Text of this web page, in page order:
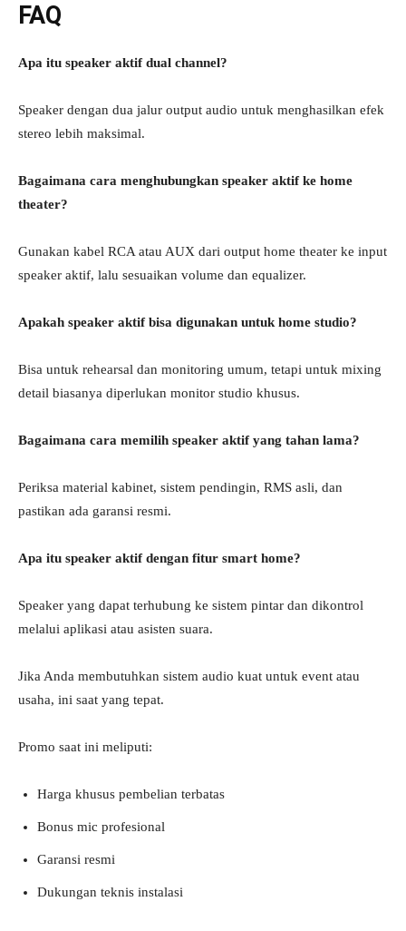
FAQ
Apa itu speaker aktif dual channel?
Speaker dengan dua jalur output audio untuk menghasilkan efek
stereo lebih maksimal.
Bagaimana cara menghubungkan speaker aktif ke home
theater?
Gunakan kabel RCA atau AUX dari output home theater ke input
speaker aktif, lalu sesuaikan volume dan equalizer.
Apakah speaker aktif bisa digunakan untuk home studio?
Bisa untuk rehearsal dan monitoring umum, tetapi untuk mixing
detail biasanya diperlukan monitor studio khusus.
Bagaimana cara memilih speaker aktif yang tahan lama?
Periksa material kabinet, sistem pendingin, RMS asli, dan
pastikan ada garansi resmi.
Apa itu speaker aktif dengan fitur smart home?
Speaker yang dapat terhubung ke sistem pintar dan dikontrol
melalui aplikasi atau asisten suara.
Jika Anda membutuhkan sistem audio kuat untuk event atau
usaha, ini saat yang tepat.
Promo saat ini meliputi:
Harga khusus pembelian terbatas
Bonus mic profesional
Garansi resmi
Dukungan teknis instalasi